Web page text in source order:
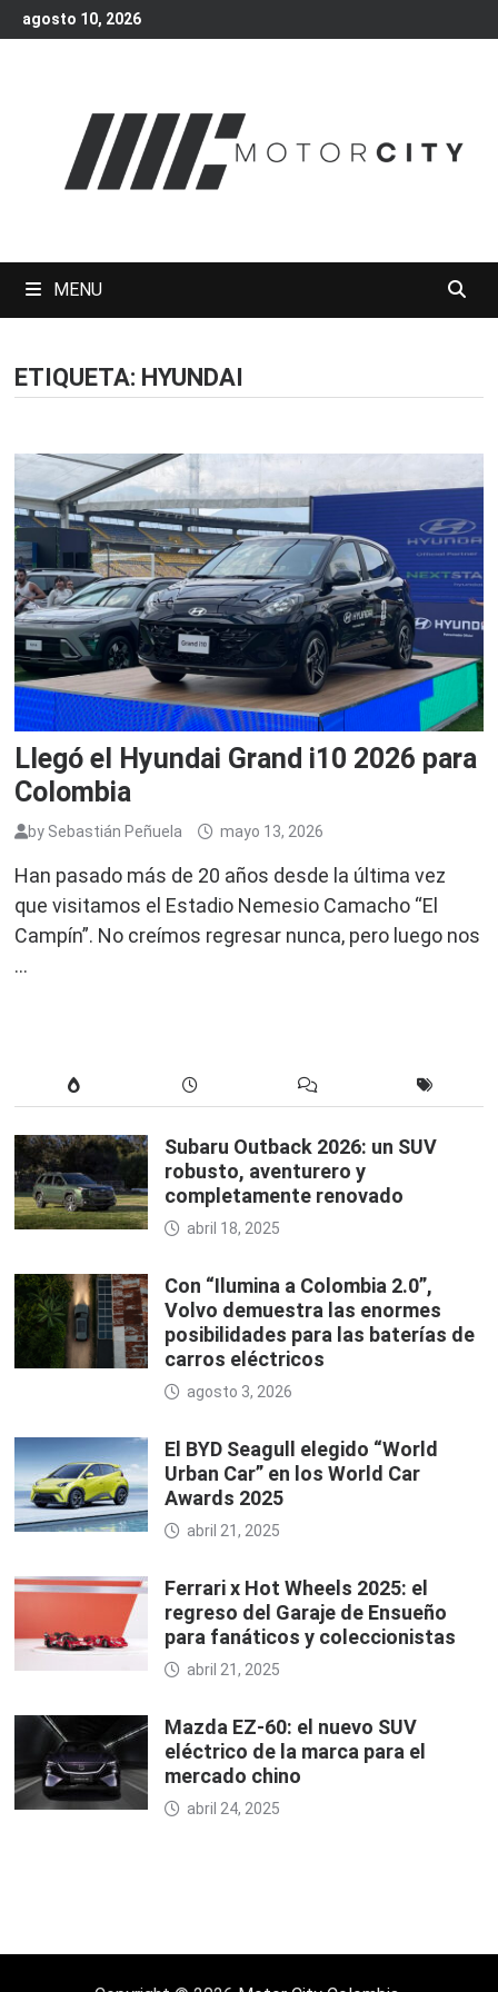
Skip
to
agosto 10, 2026
MENU
ETIQUETA: HYUNDAI
Llegó el Hyundai Grand i10 2026 para
Colombia
by Sebastián Peñuela mayo 13, 2026
Han pasado más de 20 años desde la última vez
que visitamos el Estadio Nemesio Camacho “El
Campín”. No creímos regresar nunca, pero luego nos
…
Subaru Outback 2026: un SUV
robusto, aventurero y
completamente renovado
abril 18, 2025
Con “Ilumina a Colombia 2.0”,
Volvo demuestra las enormes
posibilidades para las baterías de
carros eléctricos
agosto 3, 2026
El BYD Seagull elegido “World
Urban Car” en los World Car
Awards 2025
abril 21, 2025
Ferrari x Hot Wheels 2025: el
regreso del Garaje de Ensueño
para fanáticos y coleccionistas
abril 21, 2025
Mazda EZ-60: el nuevo SUV
eléctrico de la marca para el
mercado chino
abril 24, 2025